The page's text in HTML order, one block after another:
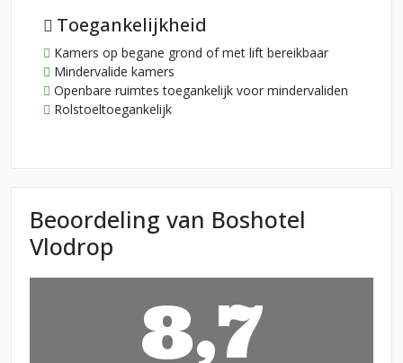
Toegankelijkheid
Kamers op begane grond of met lift bereikbaar
Mindervalide kamers
Openbare ruimtes toegankelijk voor mindervaliden
Rolstoeltoegankelijk
Beoordeling van Boshotel
Vlodrop
8,7